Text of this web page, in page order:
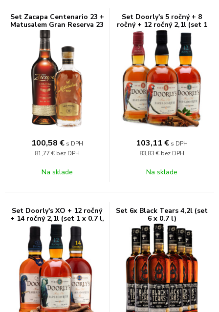
Set Zacapa Centenario 23 +
Matusalem Gran Reserva 23
1,4l (set 1 x 0.7 l, 1 x 0.7 l)
100,58 € s DPH
81,77 € bez DPH
Na sklade
Set Doorly's 5 ročný + 8
ročný + 12 ročný 2,1l (set 1
x 0.7 l, 1 x 0.7 l, 1 x 0.7 l)
103,11 € s DPH
83,83 € bez DPH
Na sklade
Set Doorly's XO + 12 ročný
+ 14 ročný 2,1l (set 1 x 0.7 l,
1 x 0.7 l, 1 x 0.7 l)
Set 6x Black Tears 4,2l (set
6 x 0.7 l)